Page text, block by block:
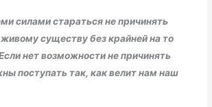
силами стараться не причинять
существу без крайней на то
нет возможности не причинять
поступать так, как велит нам наш